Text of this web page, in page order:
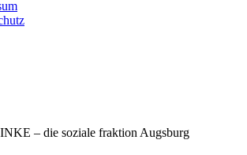
– die soziale fraktion Augsburg